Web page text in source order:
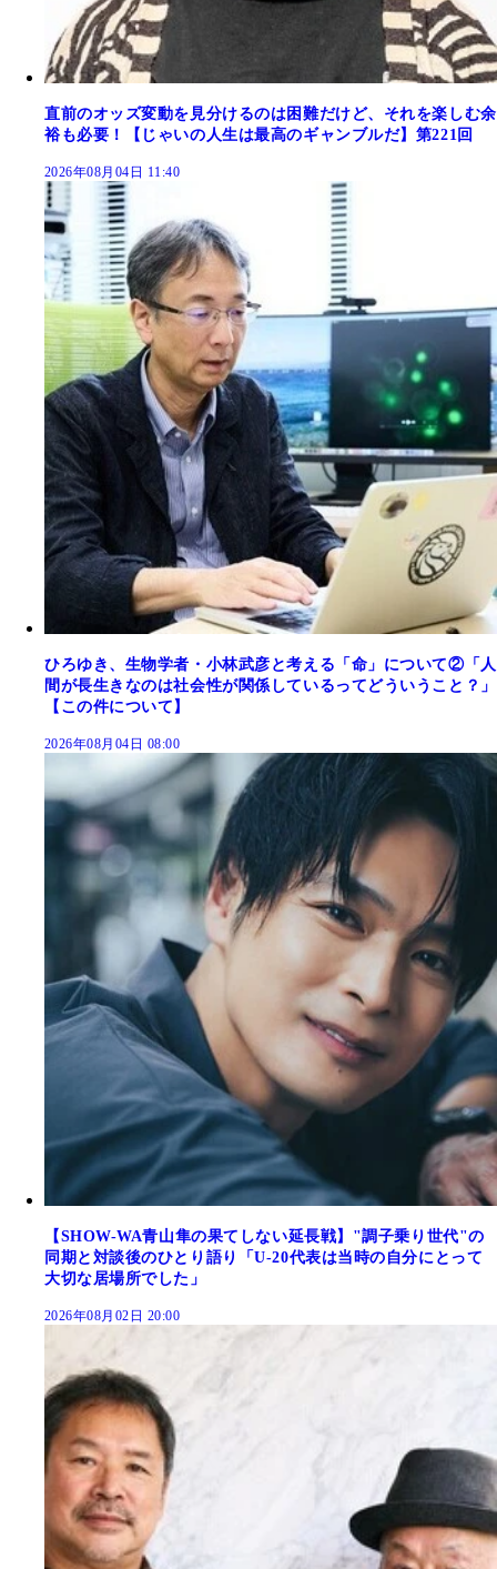
直前のオッズ変動を見分けるのは困難だけど、それを楽しむ余
裕も必要！【じゃいの人生は最高のギャンブルだ】第221回
2026年08月04日 11:40
ひろゆき、生物学者・小林武彦と考える「命」について②「人
間が長生きなのは社会性が関係しているってどういうこと？」
【この件について】
2026年08月04日 08:00
【SHOW-WA青山隼の果てしない延長戦】"調子乗り世代"の
同期と対談後のひとり語り「U-20代表は当時の自分にとって
大切な居場所でした」
2026年08月02日 20:00